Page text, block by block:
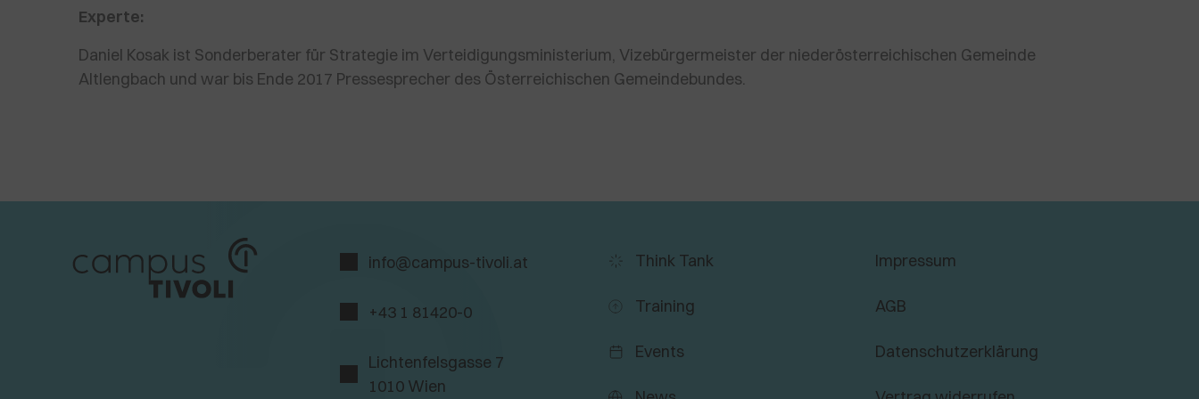
Experte:
Daniel Kosak ist Sonderberater für Strategie im Verteidigungsministerium, Vizebürgermeister der niederösterreichischen Gemeinde
Altlengbach und war bis Ende 2017 Pressesprecher des Österreichischen Gemeindebundes.
info@campus-tivoli.at
+43 1 81420-0
Lichtenfelsgasse 7
1010 Wien
Think Tank
Training
Events
Impressum
AGB
Datenschutzerklärung